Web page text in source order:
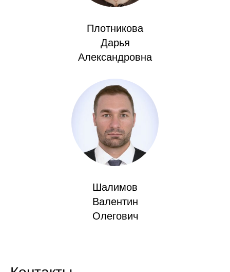
Регулярные прогнозы
Квартальный прогноз
Краткосрочный прогноз
Оценка индекса промышленного
производства
Российская Система Климатического
Мониторинга
Центр «Климатическая политика и
экономика России»
Образование и карьера
Плотникова
Дарья
Александровна
Шалимов
Валентин
Олегович